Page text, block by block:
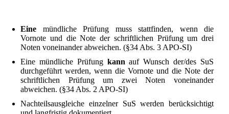
Eine mündliche Prüfung muss stattfinden, wenn die
Vornote und die Note der schriftlichen Prüfung um drei
Noten voneinander abweichen. (§34 Abs. 3 APO-SI)
Eine mündliche Prüfung kann auf Wunsch der/des SuS
durchgeführt werden, wenn die Vornote und die Note der
schriftlichen Prüfung um zwei Noten voneinander
abweichen. (§34 Abs. 2 APO-SI)
Nachteilsausgleiche einzelner SuS werden berücksichtigt